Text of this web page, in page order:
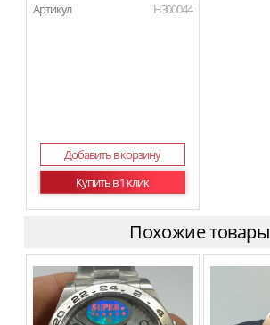
Артикул H300044
Добавить в корзину
Купить в 1 клик
Похожие товары